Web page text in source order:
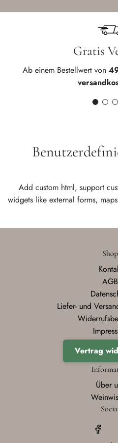
Gratis
Ab einem Bestellwert von
Add custom html, support
widgets like external forms,
Shop
AGB
Liefer- und
Vertrag
Über